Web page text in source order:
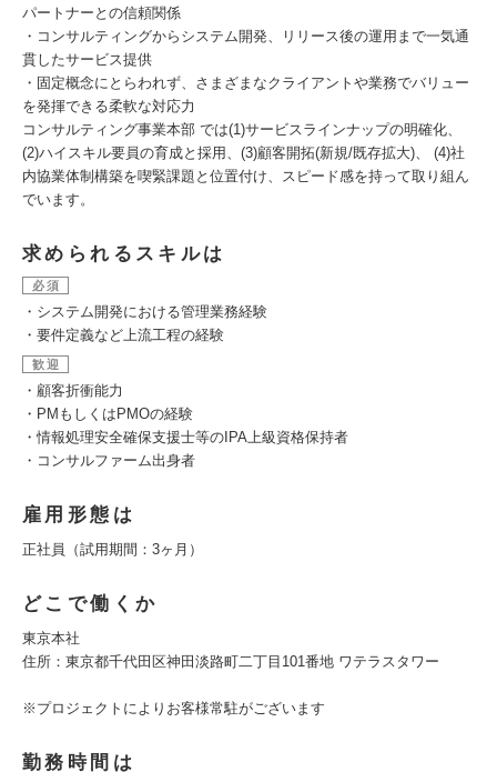
パートナーとの信頼関係
・コンサルティングからシステム開発、リリース後の運用まで一気通
貫したサービス提供
・固定概念にとらわれず、さまざまなクライアントや業務でバリュー
を発揮できる柔軟な対応力
コンサルティング事業本部 では(1)サービスラインナップの明確化、
(2)ハイスキル要員の育成と採用、(3)顧客開拓(新規/既存拡大)、 (4)社
内協業体制構築を喫緊課題と位置付け、スピード感を持って取り組ん
でいます。
求められるスキルは
必須
・システム開発における管理業務経験
・要件定義など上流工程の経験
歓迎
・顧客折衝能力
・PMもしくはPMOの経験
・情報処理安全確保支援士等のIPA上級資格保持者
・コンサルファーム出身者
雇用形態は
正社員（試用期間：3ヶ月）
どこで働くか
東京本社
住所：東京都千代田区神田淡路町二丁目101番地 ワテラスタワー
※プロジェクトによりお客様常駐がございます
勤務時間は